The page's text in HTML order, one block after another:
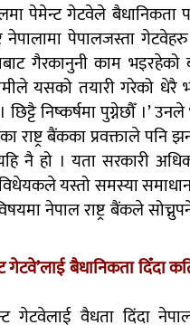
पेमेन्ट गेटवेले बैधानिकता
पेपालजस्ता
गैरकानुनी काम भइरहेको
यसको तयारी गरेको धेरै
निष्कर्षमा पुग्नेछौँ ।’
राष्ट्र बैंकका प्रवक्ताले पनि
नै हो । यता सरकारी
यस्तो समस्या
नेपाल राष्ट्र बैंकले
गेटवे’लाई बैधानिकता दिँदा
गेटवेलाई वैधता दिंदा